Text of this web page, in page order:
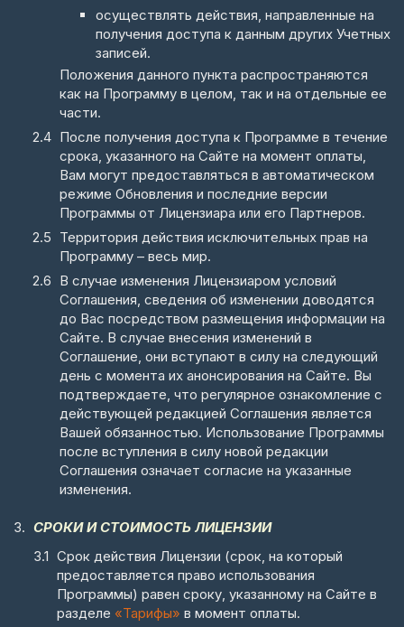
осуществлять действия, направленные на
получения доступа к данным других Учетных
записей.
Положения данного пункта распространяются
как на Программу в целом, так и на отдельные ее
части.
После получения доступа к Программе в течение
срока, указанного на Сайте на момент оплаты,
Вам могут предоставляться в автоматическом
режиме Обновления и последние версии
Программы от Лицензиара или его Партнеров.
Территория действия исключительных прав на
Программу – весь мир.
В случае изменения Лицензиаром условий
Соглашения, сведения об изменении доводятся
до Вас посредством размещения информации на
Сайте. В случае внесения изменений в
Соглашение, они вступают в силу на следующий
день с момента их анонсирования на Сайте. Вы
подтверждаете, что регулярное ознакомление с
действующей редакцией Соглашения является
Вашей обязанностью. Использование Программы
после вступления в силу новой редакции
Соглашения означает согласие на указанные
изменения.
СРОКИ И СТОИМОСТЬ ЛИЦЕНЗИИ
Срок действия Лицензии (срок, на который
предоставляется право использования
Программы) равен сроку, указанному на Сайте в
разделе «Тарифы» в момент оплаты.